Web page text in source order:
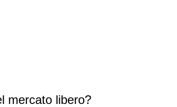
mercato libero?